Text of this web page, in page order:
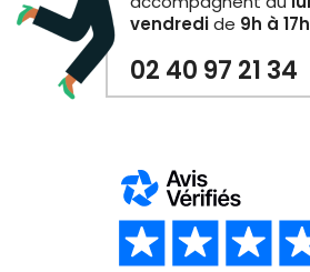
vendredide 9h à 17h
02 40 97 21 34